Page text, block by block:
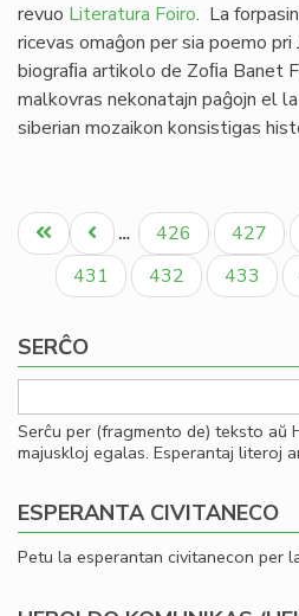
revuo Literatura Foiro. La
ricevas omaĝon per sia poemo pri
biograﬁa artikolo de Zoﬁa Banet
malkovras nekonatajn paĝojn el
siberian mozaikon konsistigas
Pagination
Unua
paĝo
Antaŭa
paĝo
… Paĝo
426 Paĝo
427
Paĝo
431 Paĝo
432 Paĝo
433
SERĈO
Serĉu per (fragmento de) teksto aŭ
majuskloj egalas. Esperantaj literoj
ESPERANTA CIVITANECO
Petu la esperantan civitanecon per